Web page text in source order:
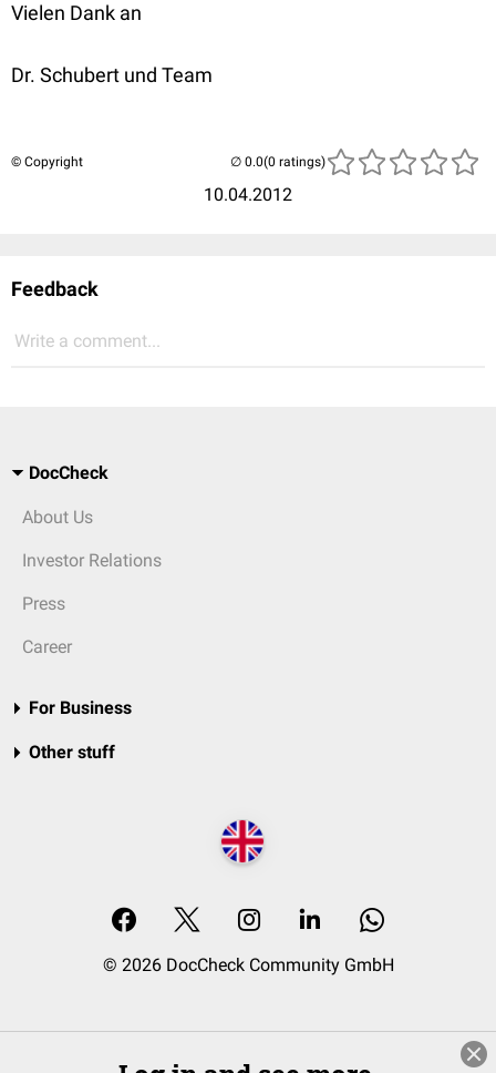
Vielen Dank an
Dr. Schubert und Team
© Copyright
10.04.2012
(0 ratings)
Feedback
Write a comment...
DocCheck
About Us
Investor Relations
Press
Career
For Business
Other stuff
© 2026 DocCheck Community GmbH